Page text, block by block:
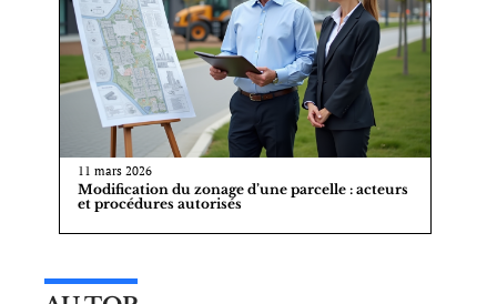
11 mars 2026
Modification du zonage d’une parcelle : acteurs
et procédures autorisés